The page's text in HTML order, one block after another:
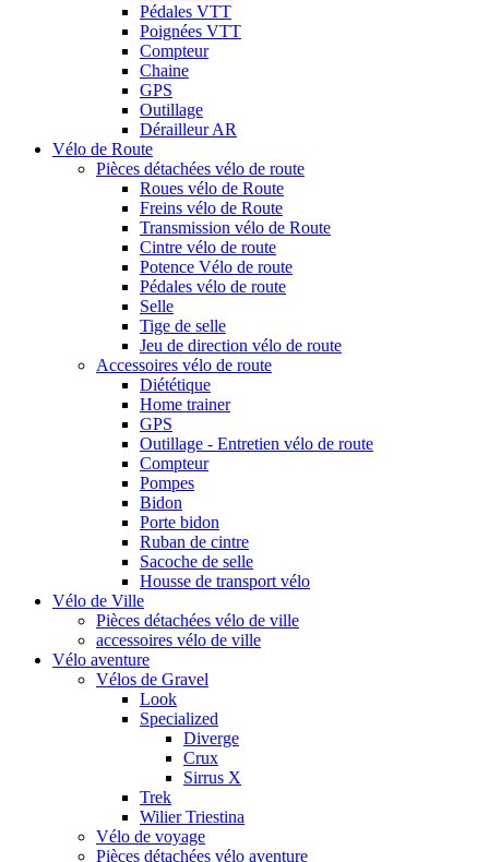
Pédales VTT
Poignées VTT
Compteur
Chaine
GPS
Outillage
Dérailleur AR
Vélo de Route
Pièces détachées vélo de route
Roues vélo de Route
Freins vélo de Route
Transmission vélo de Route
Cintre vélo de route
Potence Vélo de route
Pédales vélo de route
Selle
Tige de selle
Jeu de direction vélo de route
Accessoires vélo de route
Diététique
Home trainer
GPS
Outillage - Entretien vélo de route
Compteur
Pompes
Bidon
Porte bidon
Ruban de cintre
Sacoche de selle
Housse de transport vélo
Vélo de Ville
Pièces détachées vélo de ville
accessoires vélo de ville
Vélo aventure
Vélos de Gravel
Look
Specialized
Diverge
Crux
Sirrus X
Trek
Wilier Triestina
Vélo de voyage
Pièces détachées vélo aventure